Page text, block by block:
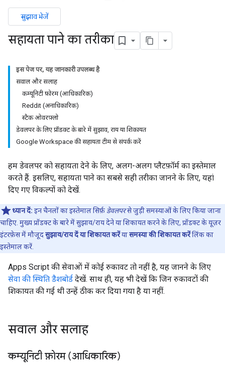
सुझाव भेजें
सहायता पाने का तरीका
इस पेज पर, यह जानकारी उपलब्ध है
सवाल और सलाह
कम्यूनिटी फ़ोरम (आधिकारिक)
Reddit (अनाधिकारिक)
स्टैक ओवरफ़्लो
डेवलपर के लिए प्रॉडक्ट के बारे में सुझाव, राय या शिकायत
Google Workspace की सहायता टीम से संपर्क करें
हम डेवलपर को सहायता देने के लिए, अलग-अलग प्लैटफ़ॉर्म का इस्तेमाल
करते हैं. इसलिए, सहायता पाने का सबसे सही तरीका जानने के लिए, यहां
दिए गए विकल्पों को देखें.
ध्यान दें: इन चैनलों का इस्तेमाल सिर्फ़ डेवलपरसे जुड़ी समस्याओं के लिए किया जाना
चाहिए. मुख्य प्रॉडक्ट के बारे में सुझाव/राय देने या शिकायत करने के लिए, प्रॉडक्ट के यूज़र
इंटरफ़ेस में मौजूदसुझाव/राय दें या शिकायत करेंयासमस्या की शिकायत करेंलिंक का
इस्तेमाल करें.
Apps Script की सेवाओं में कोई रुकावट तो नहीं है, यह जानने के लिए
सेवा की स्थिति डैशबोर्ड देखें. साथ ही, यह भी देखें कि जिन रुकावटों की
शिकायत की गई थी उन्हें ठीक कर दिया गया है या नहीं.
सवाल और सलाह
कम्यूनिटी फ़ोरम (आधिकारिक)